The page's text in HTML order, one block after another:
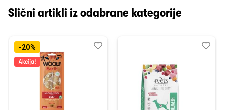
Slični artikli iz odabrane kategorije
-20%
Dodaj
Uporedi